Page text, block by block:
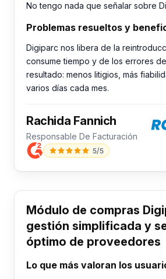
No tengo nada que señalar sobre
Problemas resueltos y
Digiparc nos libera de la
consume tiempo y de los errores
resultado: menos litigios, más
varios días cada mes.
Rachida Fannich
Responsable De Facturación
5/5
Módulo de compras
gestión simplificada y
óptimo de proveedores
Lo que más valoran los